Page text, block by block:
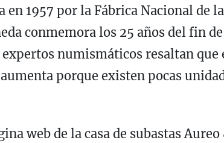
en 1957 por la Fábrica Nacional de
conmemora los 25 años del fin
numismáticos resaltan que
porque existen pocas
web de la casa de subastas